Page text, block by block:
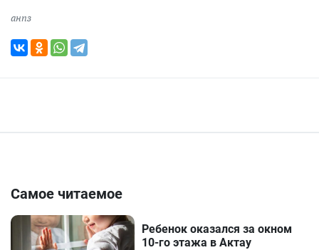
анпз
Самое читаемое
Ребенок оказался за окном
10-го этажа в Актау